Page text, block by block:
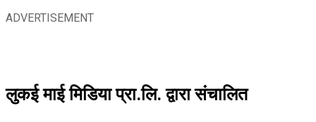
ADVERTISEMENT
लुकई माई मिडिया प्रा.लि. द्वारा संचालित